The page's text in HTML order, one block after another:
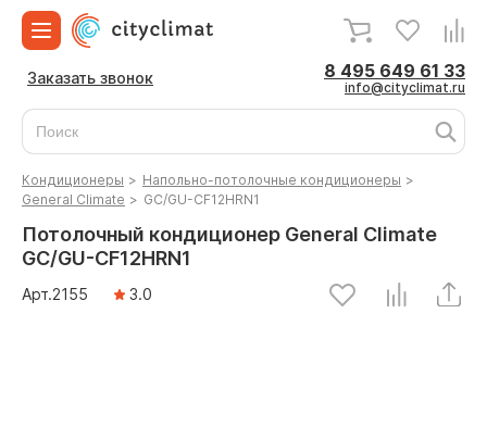
Заказать звонок 8 495 649 61 33
info@cityclimat.ru
Кондиционеры > Напольно-потолочные кондиционеры >
General Climate > GC/GU-CF12HRN1
Потолочный кондиционер General Climate
GC/GU-CF12HRN1
Арт.2155 3.0